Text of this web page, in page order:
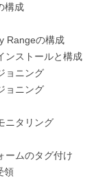
構成
Rangeの構成
ンストールと構成
ョニング
ョニング
ニタリング
ームのタグ付け
領